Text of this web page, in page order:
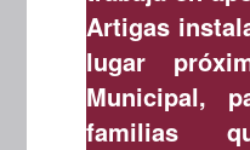
Artigas
lugar
Municipal,
familias